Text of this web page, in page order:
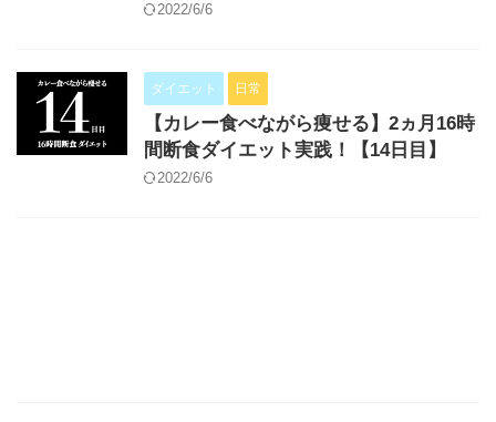
2022/6/6
ダイエット 日常
【カレー食べながら痩せる】2ヵ月16時
間断食ダイエット実践！【14日目】
2022/6/6